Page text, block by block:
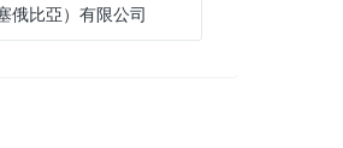
俄比亞）有限公司